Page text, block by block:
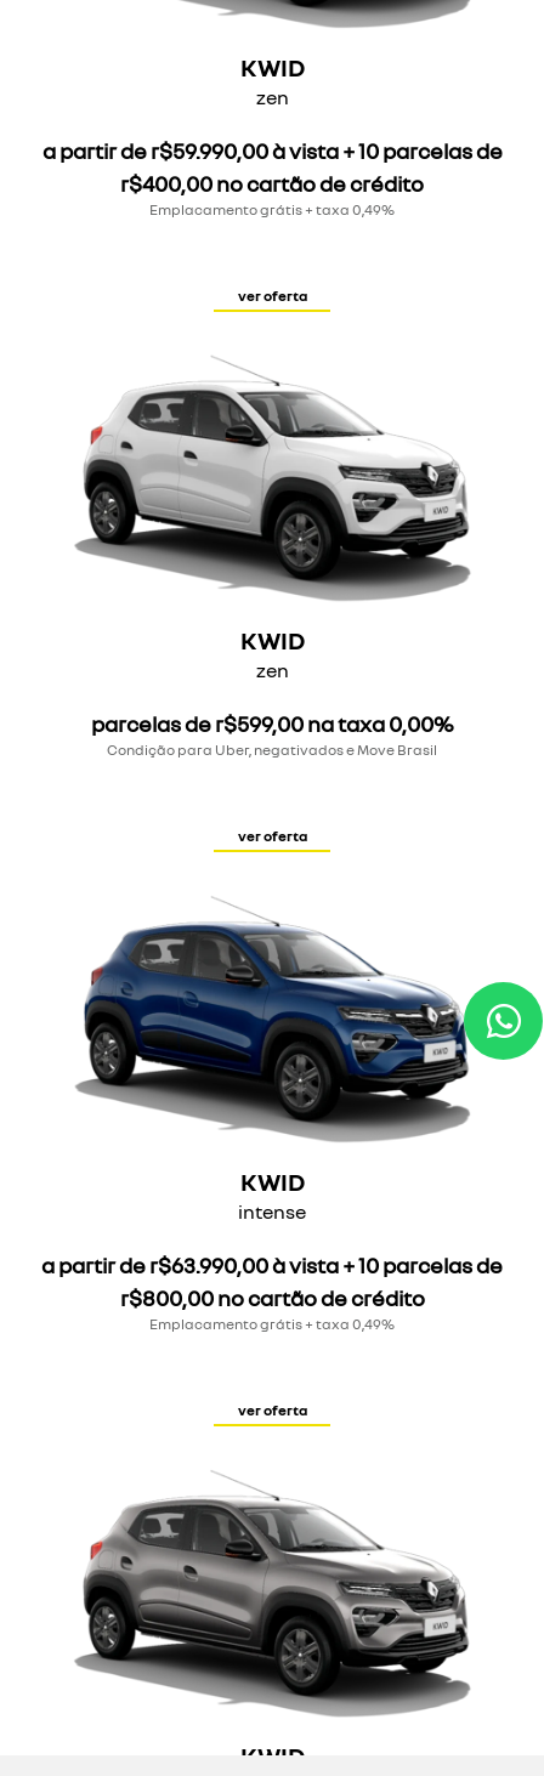
KWID
zen
a partir de r$59.990,00 à vista + 10 parcelas de
r$400,00 no cartão de crédito
Emplacamento grátis + taxa 0,49%
ver oferta
KWID
zen
parcelas de r$599,00 na taxa 0,00%
Condição para Uber, negativados e Move Brasil
ver oferta
KWID
intense
a partir de r$63.990,00 à vista + 10 parcelas de
r$800,00 no cartão de crédito
Emplacamento grátis + taxa 0,49%
ver oferta
KWID